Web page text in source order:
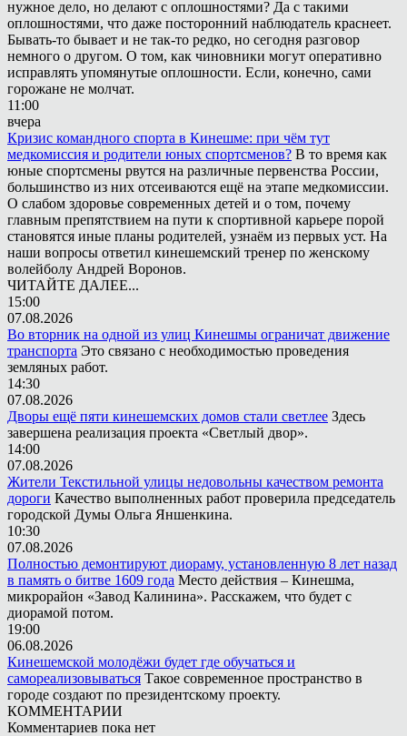
нужное дело, но делают с оплошностями? Да с такими
оплошностями, что даже посторонний наблюдатель краснеет.
Бывать-то бывает и не так-то редко, но сегодня разговор
немного о другом. О том, как чиновники могут оперативно
исправлять упомянутые оплошности. Если, конечно, сами
горожане не молчат.
11:00
вчера
Кризис командного спорта в Кинешме: при чём тут
медкомиссия и родители юных спортсменов? В то время как
юные спортсмены рвутся на различные первенства России,
большинство из них отсеиваются ещё на этапе медкомиссии.
О слабом здоровье современных детей и о том, почему
главным препятствием на пути к спортивной карьере порой
становятся иные планы родителей, узнаём из первых уст. На
наши вопросы ответил кинешемский тренер по женскому
волейболу Андрей Воронов.
ЧИТАЙТЕ ДАЛЕЕ...
15:00
07.08.2026
Во вторник на одной из улиц Кинешмы ограничат движение
транспорта Это связано с необходимостью проведения
земляных работ.
14:30
07.08.2026
Дворы ещё пяти кинешемских домов стали светлее Здесь
завершена реализация проекта «Светлый двор».
14:00
07.08.2026
Жители Текстильной улицы недовольны качеством ремонта
дороги Качество выполненных работ проверила председатель
городской Думы Ольга Яншенкина.
10:30
07.08.2026
Полностью демонтируют диораму, установленную 8 лет назад
в память о битве 1609 года Место действия – Кинешма,
микрорайон «Завод Калинина». Расскажем, что будет с
диорамой потом.
19:00
06.08.2026
Кинешемской молодёжи будет где обучаться и
самореализовываться Такое современное пространство в
городе создают по президентскому проекту.
КОММЕНТАРИИ
Комментариев пока нет